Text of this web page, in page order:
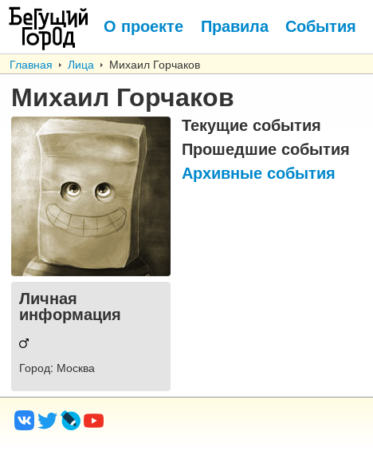
О проекте Правила События
Главная Лица Михаил Горчаков
Михаил Горчаков
Личная
информация
Город: Москва
Текущие события
Прошедшие события
Архивные события